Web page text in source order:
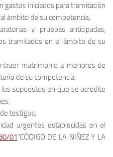
gastos iniciados para tramitación
ámbito de su competencia;
y pruebas anticipadas,
tramitados en el ámbito de su
matrimonio a menores de
de su competencia;
supuestos en que se acredite
testigos;
urgentes establecidas en el
01“CÓDIGO DE LA NIÑEZ Y LA